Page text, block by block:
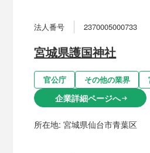
法人番号 2370005000733
宮城県護国神社
官公庁 その他の業界
企業詳細ページへarrow_right_alt
所在地:宮城県仙台市青葉区